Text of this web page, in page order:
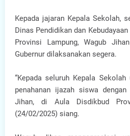
Kepada jajaran Kepala Sekolah,
Dinas Pendidikan dan
Provinsi Lampung, Wagub
Gubernur dilaksanakan segera.
“Kepada seluruh Kepala
penahanan ijazah siswa dengan
Jihan, di Aula Disdikbud
(24/02/2025) siang.